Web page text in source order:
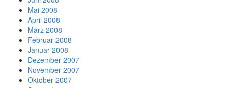
Mai 2008
April 2008
März 2008
Februar 2008
Januar 2008
Dezember 2007
November 2007
Oktober 2007